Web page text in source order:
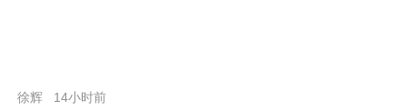
徐辉 14小时前